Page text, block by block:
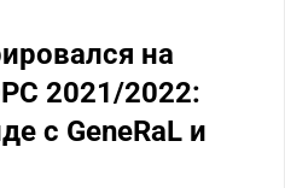
на
2021/2022:
с GeneRaL и